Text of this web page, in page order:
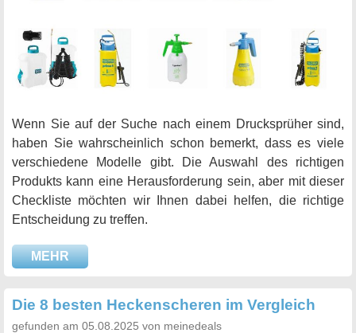
Wenn Sie auf der Suche nach einem Drucksprüher sind,
haben Sie wahrscheinlich schon bemerkt, dass es viele
verschiedene Modelle gibt. Die Auswahl des richtigen
Produkts kann eine Herausforderung sein, aber mit dieser
Checkliste möchten wir Ihnen dabei helfen, die richtige
Entscheidung zu treffen.
MEHR
Die 8 besten Heckenscheren im Vergleich
gefunden am 05.08.2025 von meinedeals